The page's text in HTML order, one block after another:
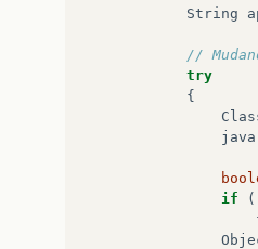
String
//
try
{
java
if
(